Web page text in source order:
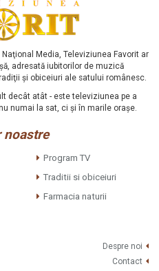
Media, Televiziunea Favorit ar
adresată iubitorilor de muzică
şi obiceiuri ale satului românesc.
decât atât - este televiziunea pe a
numai la sat, ci şi în marile oraşe.
noastre
Program TV
Traditii si obiceiuri
Farmacia naturii
Despre noi
Contact